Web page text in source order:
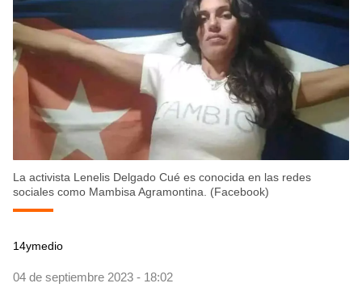
La activista Lenelis Delgado Cué es conocida en las redes
sociales como Mambisa Agramontina. (Facebook)
14ymedio
04 de septiembre 2023 - 18:02